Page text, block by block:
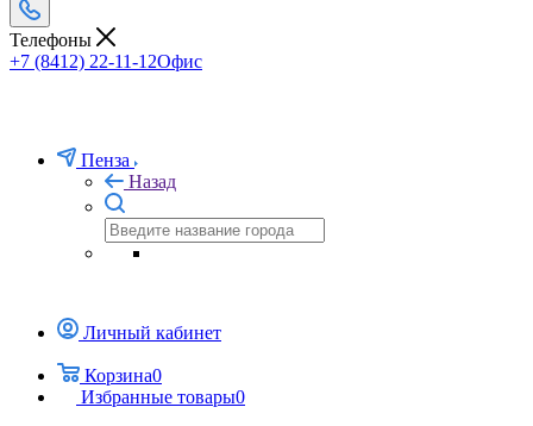
Телефоны
+7 (8412) 22-11-12Офис
Пенза
Назад
Личный кабинет
Корзина0
Избранные товары0